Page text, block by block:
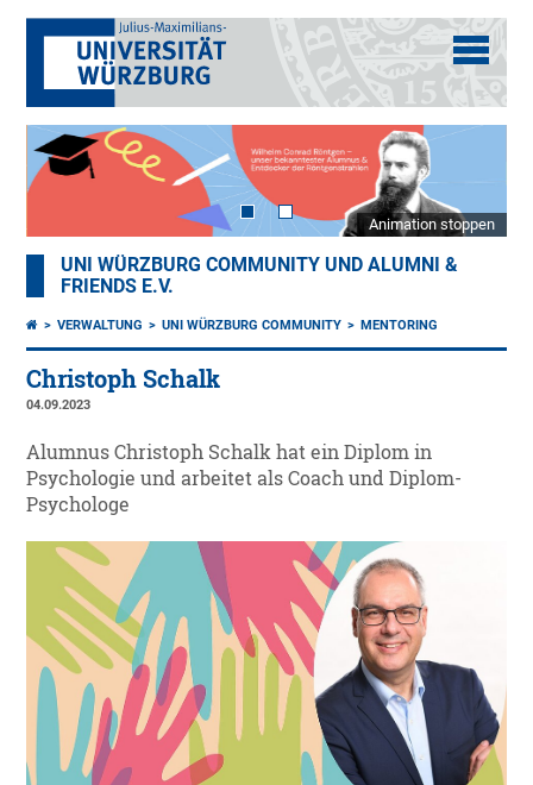
Animation stoppen
UNI WÜRZBURG COMMUNITY UND ALUMNI &
FRIENDS E.V.
VERWALTUNG UNI WÜRZBURG COMMUNITY MENTORING
Christoph Schalk
04.09.2023
Alumnus Christoph Schalk hat ein Diplom in
Psychologie und arbeitet als Coach und Diplom-
Psychologe